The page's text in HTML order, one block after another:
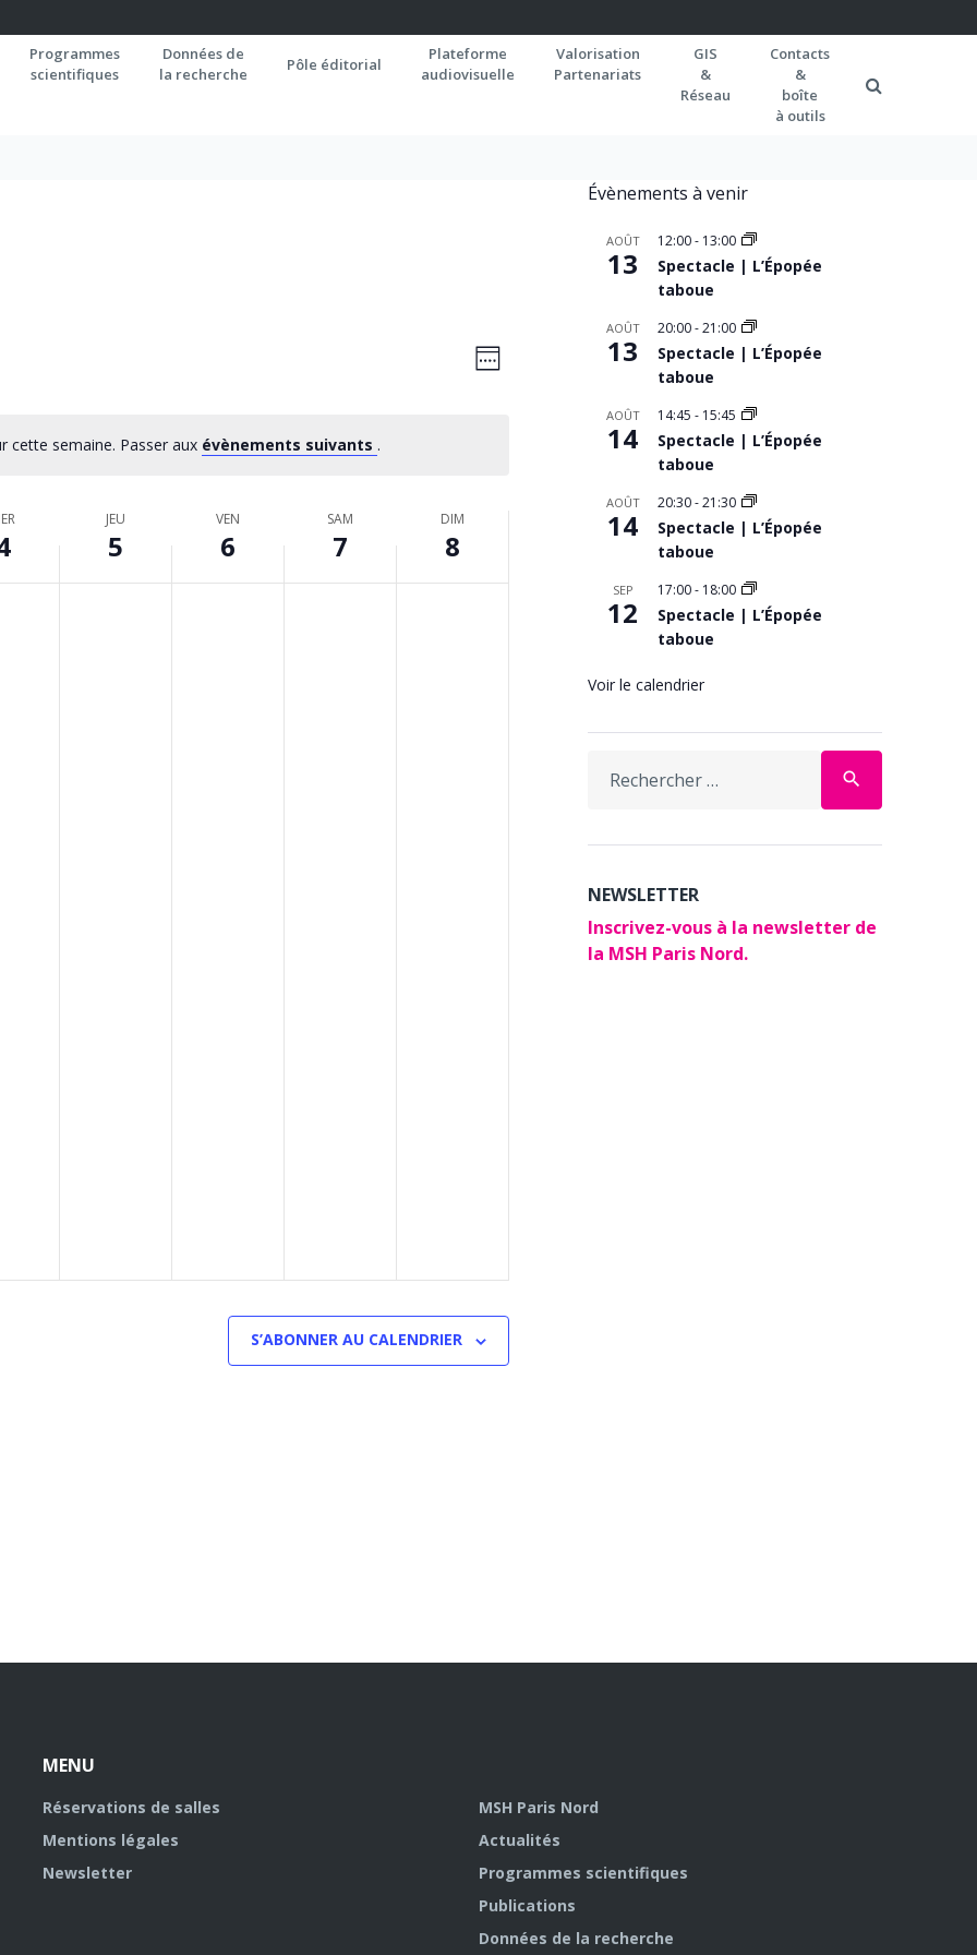
Programmes
scientifiques
Données de
la recherche
Pôle éditorial
Plateforme
audiovisuelle
Valorisation
Partenariats
GIS
&
Réseau
Contacts
&
boîte
à outils
cette semaine. Passer aux évènements suivants .
NAVIGATION
CONSULTATIONS
Navigation
Évènement
SEMAINE
JEU
5
VEN
6
SAM
7
DIM
8
S’ABONNER AU CALENDRIER
Évènements à venir
AOÛT
13
12:00- 13:00
Spectacle | L’Épopée
taboue
AOÛT
13
20:00-21:00
Spectacle | L’Épopée
taboue
AOÛT
14
14:45 - 15:45
Spectacle | L’Épopée
taboue
AOÛT
14
20:30-21:30
Spectacle | L’Épopée
taboue
SEP
12
17:00- 18:00
Spectacle | L’Épopée
taboue
Voir le calendrier
for:
search
NEWSLETTER
Inscrivez-vous à la newsletter de
la MSH Paris Nord.
MENU
Réservations de salles
Mentions légales
Newsletter
MSH Paris Nord
Actualités
Programmes scientifiques
Publications
Données de la recherche